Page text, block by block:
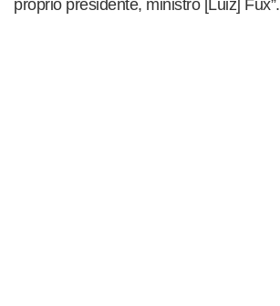
próprio presidente, ministro [Luiz] Fux”.